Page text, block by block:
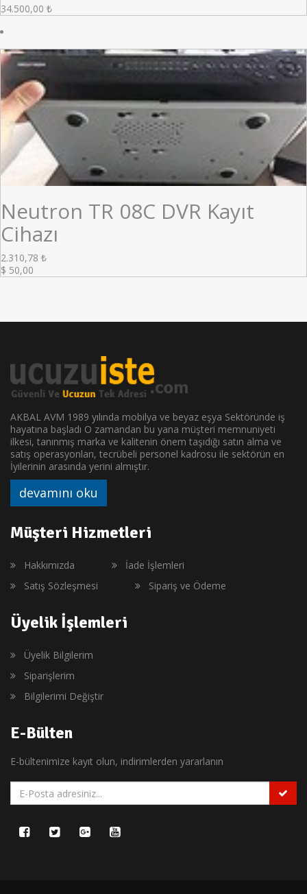
34.500,00 ₺
Neutron TR 08C DVR Kayıt
Cihazı
2.310,78 ₺
$ 50,00
AKBAL AVM 1989 yılında mobilya ve beyaz eşya Sektöründe iş
hayatına başladı O zamandan bu yana müşteri memnuniyeti
ilkesi, tanınmış marka ve kalitenin önem taşıdığı satın alma ve
satış operasyonları, tecrübeli personel kadrosu ile sektörün en
İyilerinin arasında yerini almıştır.
devamını oku
Müşteri Hizmetleri
Hakkımızda
İade İşlemleri
Satış Sözleşmesi
Sipariş ve Ödeme
Üyelik İşlemleri
Üyelik Bilgilerim
Siparişlerim
Bilgilerimi Değiştir
E-Bülten
E-bültenimize kayıt olun, indirimlerden yararlanın